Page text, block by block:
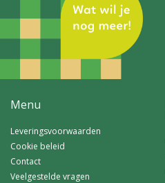
Menu
Leveringsvoorwaarden
Cookie beleid
Contact
Veelgestelde vragen